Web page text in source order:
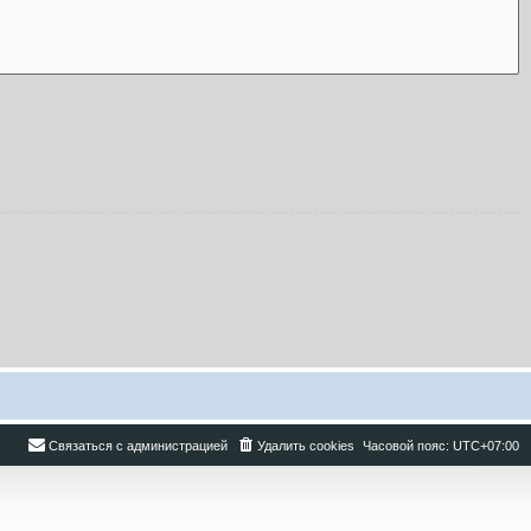
Часовой пояс: UTC+07:00
Удалить cookies
Связаться с администрацией